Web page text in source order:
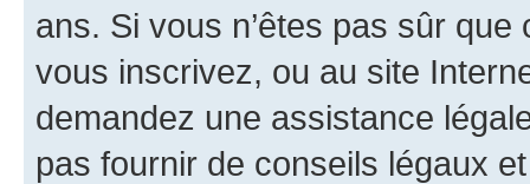
ans. Si vous n’êtes pas sûr
vous inscrivez, ou au site
demandez une assistance
pas fournir de conseils légaux